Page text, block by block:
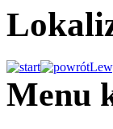
Menu